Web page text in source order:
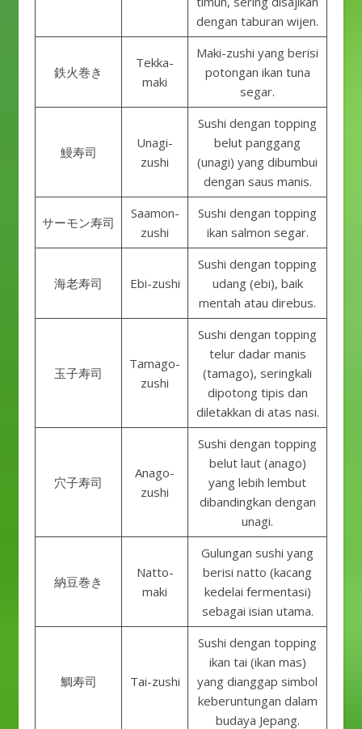
dengan taburan wijen.
鉄火巻き
Tekka-
maki
Maki-zushi yang berisi
potongan ikan tuna
segar.
鰻寿司
Unagi-
zushi
Sushi dengan topping
belut panggang
(unagi) yang dibumbui
dengan saus manis.
サーモン寿司
Saamon-
zushi
Sushi dengan topping
ikan salmon segar.
海老寿司 Ebi-zushi
Sushi dengan topping
udang (ebi), baik
mentah atau direbus.
玉子寿司
Tamago-
zushi
Sushi dengan topping
telur dadar manis
(tamago), seringkali
dipotong tipis dan
diletakkan di atas nasi.
穴子寿司
Anago-
zushi
Sushi dengan topping
belut laut (anago)
yang lebih lembut
dibandingkan dengan
unagi.
納豆巻き
Natto-
maki
Gulungan sushi yang
berisi natto (kacang
kedelai fermentasi)
sebagai isian utama.
鯛寿司 Tai-zushi
Sushi dengan topping
ikan tai (ikan mas)
yang dianggap simbol
keberuntungan dalam
budaya Jepang.